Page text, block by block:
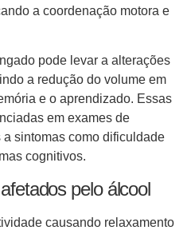
a coordenação motora e
pode levar a alterações
a redução do volume em
e o aprendizado. Essas
em exames de
sintomas como dificuldade
cognitivos.
pelo álcool
causando relaxamento